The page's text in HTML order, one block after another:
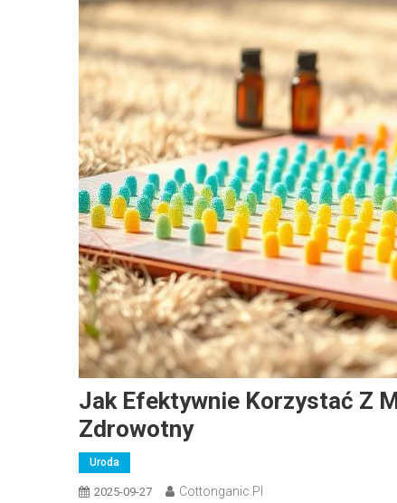
Jak Efektywnie Korzystać Z
Zdrowotny
Uroda
2025-09-27 Cottonganic.pl